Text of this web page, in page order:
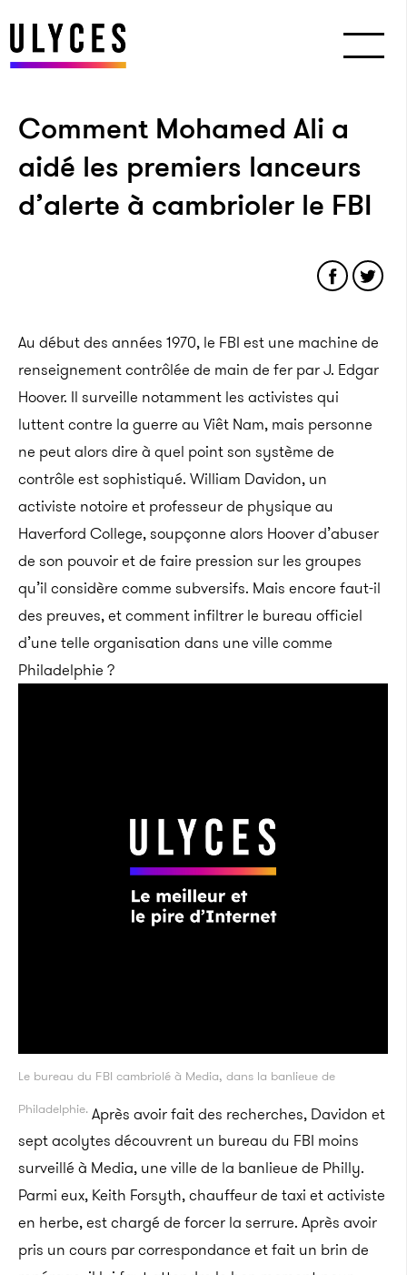
Comment Mohamed Ali a
aidé les premiers lanceurs
d’alerte à cambrioler le FBI
Au début des années 1970, le FBI est une machine de
renseignement contrôlée de main de fer par J. Edgar
Hoover. Il surveille notamment les activistes qui
luttent contre la guerre au Viêt Nam, mais personne
ne peut alors dire à quel point son système de
contrôle est sophistiqué. William Davidon, un
activiste notoire et professeur de physique au
Haverford College, soupçonne alors Hoover d’abuser
de son pouvoir et de faire pression sur les groupes
qu’il considère comme subversifs. Mais encore faut-il
des preuves, et comment infiltrer le bureau officiel
d’une telle organisation dans une ville comme
Philadelphie ?
Le bureau du FBI cambriolé à Media, dans la banlieue de
Philadelphie. Après avoir fait des recherches, Davidon et
sept acolytes découvrent un bureau du FBI moins
surveillé à Media, une ville de la banlieue de Philly.
Parmi eux, Keith Forsyth, chauffeur de taxi et activiste
en herbe, est chargé de forcer la serrure. Après avoir
pris un cours par correspondance et fait un brin de